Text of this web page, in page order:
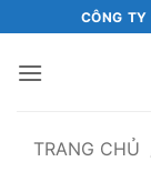
qua
nội
CÔNG
TRANG CHỦ